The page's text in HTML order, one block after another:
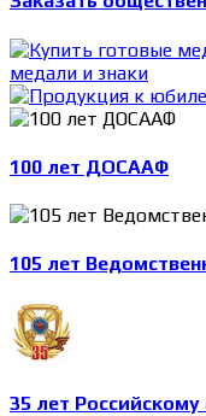
медали и знаки
100 лет ДОСААФ
105 лет
35 лет